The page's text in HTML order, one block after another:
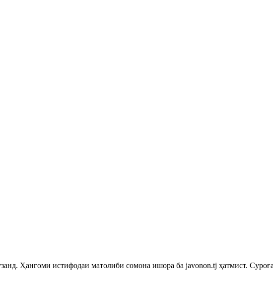
Ҳангоми истифодаи матолиби сомона ишора ба javonon.tj ҳатмист.